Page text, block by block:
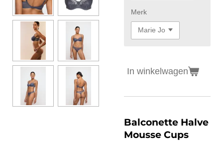
Merk
In winkelwagen
Balconette Halve
Mousse Cups